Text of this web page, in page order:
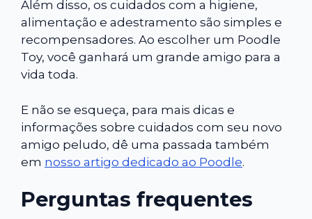
Além disso, os cuidados com a higiene,
alimentação e adestramento são simples e
recompensadores. Ao escolher um Poodle
Toy, você ganhará um grande amigo para a
vida toda.
E não se esqueça, para mais dicas e
informações sobre cuidados com seu novo
amigo peludo, dê uma passada também
em nosso artigo dedicado ao Poodle.
Perguntas frequentes